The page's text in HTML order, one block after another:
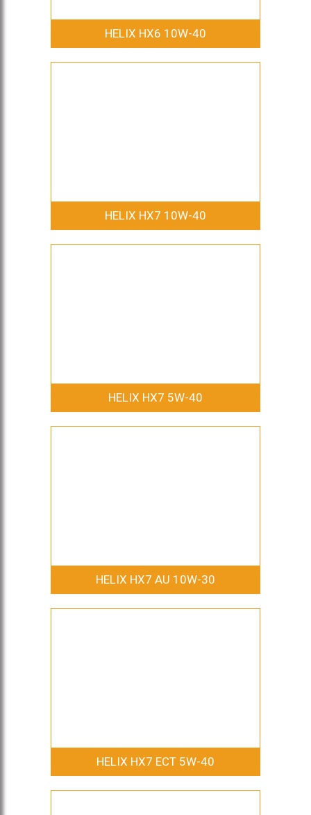
HELIX HX6 10W-40
HELIX HX7 10W-40
HELIX HX7 5W-40
HELIX HX7 AU 10W-30
HELIX HX7 ECT 5W-40